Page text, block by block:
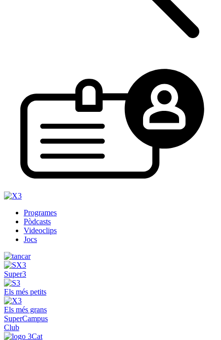
Programes
Pòdcasts
Videoclips
Jocs
Super3
Els més petits
Els més grans
SuperCampus
Club